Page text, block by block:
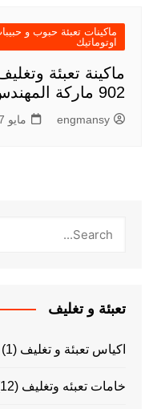
ماكينات تعبئة حبوب و
اوتوماتيك
ماكينة تعبئة
902 ماركة المهندس منسى
engmansy مايو 17, 2023
تعبئة و تغليف
اكياس تعبئة و تغليف (1)
خامات تعبئه وتغليف (12)